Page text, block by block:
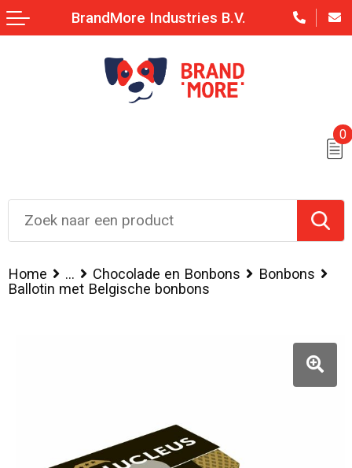
0
BrandMore Industries B.V.
Home ... Chocolade en Bonbons
Bonbons
Ballotin met Belgische bonbons